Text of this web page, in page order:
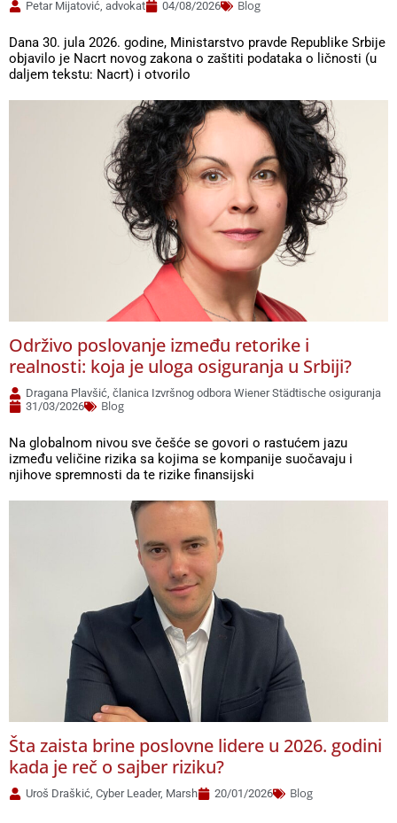
Petar Mijatović, advokat 04/08/2026 Blog
Dana 30. jula 2026. godine, Ministarstvo pravde Republike Srbije
objavilo je Nacrt novog zakona o zaštiti podataka o ličnosti (u
daljem tekstu: Nacrt) i otvorilo
Održivo poslovanje između retorike i
realnosti: koja je uloga osiguranja u Srbiji?
Dragana Plavšić, članica Izvršnog odbora Wiener Städtische osiguranja
31/03/2026
Blog
Na globalnom nivou sve češće se govori o rastućem jazu
između veličine rizika sa kojima se kompanije suočavaju i
njihove spremnosti da te rizike finansijski
Šta zaista brine poslovne lidere u 2026. godini
kada je reč o sajber riziku?
Uroš Draškić, Cyber Leader, Marsh 20/01/2026 Blog